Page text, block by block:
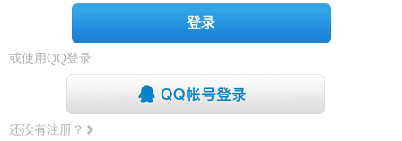
登录
或使用QQ登录
还没有注册？